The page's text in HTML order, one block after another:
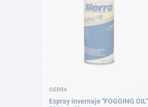
SIERRA
Espray invernaje ''FOGGING OIL''